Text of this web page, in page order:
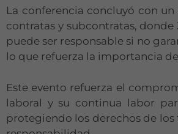
La conferencia concluyó con
contratas y subcontratas,
puede ser responsable si no
lo que refuerza la importancia
Este evento refuerza el
laboral y su continua labor
protegiendo los derechos de